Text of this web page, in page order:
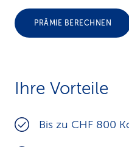
i
PRÄMIE BERECHNEN
Ihre Vorteile
Bis zu CHF 800